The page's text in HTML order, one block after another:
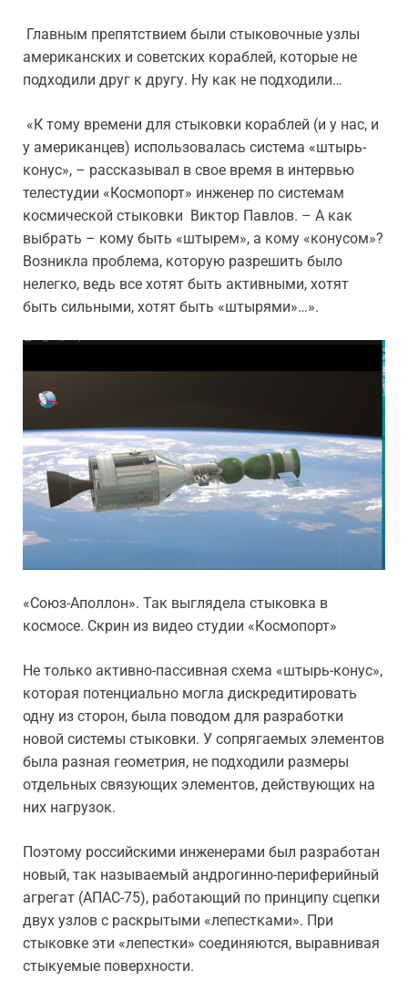
Главным препятствием были стыковочные узлы
американских и советских кораблей, которые не
подходили друг к другу. Ну как не подходили…
«К тому времени для стыковки кораблей (и у нас, и
у американцев) использовалась система «штырь-
конус», – рассказывал в свое время в интервью
телестудии «Космопорт» инженер по системам
космической стыковки Виктор Павлов. – А как
выбрать – кому быть «штырем», а кому «конусом»?
Возникла проблема, которую разрешить было
нелегко, ведь все хотят быть активными, хотят
быть сильными, хотят быть «штырями»…».
«Союз-Аполлон». Так выглядела стыковка в
космосе. Скрин из видео студии «Космопорт»
Не только активно-пассивная схема «штырь-конус»,
которая потенциально могла дискредитировать
одну из сторон, была поводом для разработки
новой системы стыковки. У сопрягаемых элементов
была разная геометрия, не подходили размеры
отдельных связующих элементов, действующих на
них нагрузок.
Поэтому российскими инженерами был разработан
новый, так называемый андрогинно-периферийный
агрегат (АПАС-75), работающий по принципу сцепки
двух узлов с раскрытыми «лепестками». При
стыковке эти «лепестки» соединяются, выравнивая
стыкуемые поверхности.